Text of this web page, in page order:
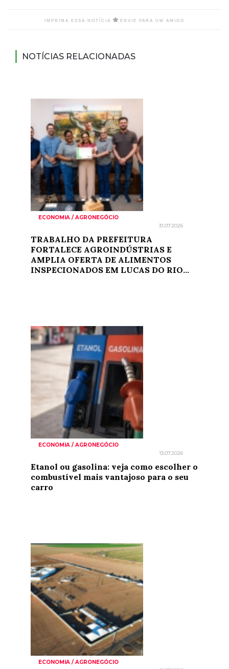
IMPRIMA ESSA NOTÍCIA ENVIE PARA UM AMIGO
NOTÍCIAS RELACIONADAS
ECONOMIA / AGRONEGÓCIO
31.07.2026
TRABALHO DA PREFEITURA
FORTALECE AGROINDÚSTRIAS E
AMPLIA OFERTA DE ALIMENTOS
INSPECIONADOS EM LUCAS DO RIO...
ECONOMIA / AGRONEGÓCIO
13.07.2026
Etanol ou gasolina: veja como escolher o
combustível mais vantajoso para o seu
carro
ECONOMIA / AGRONEGÓCIO